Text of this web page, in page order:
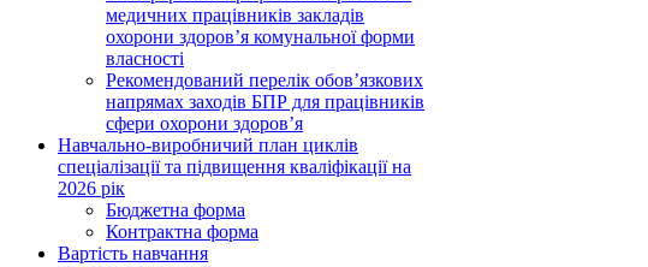
медичних працівників закладів
охорони здоров’я комунальної форми
власності
Рекомендований перелік обов’язкових
напрямах заходів БПР для працівників
сфери охорони здоров’я
Навчально-виробничий план циклів
спеціалізації та підвищення кваліфікації на
2026 рік
Бюджетна форма
Контрактна форма
Вартість навчання